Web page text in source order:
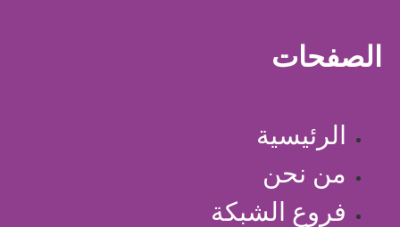
الصفحات
الرئيسية
من نحن
فروع الشبكة